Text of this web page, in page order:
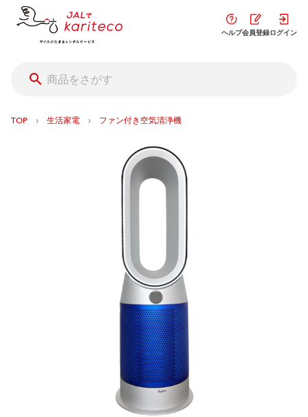
ヘルプ会員登録ログイン
TOP › 生活家電 › ファン付き空気清浄機